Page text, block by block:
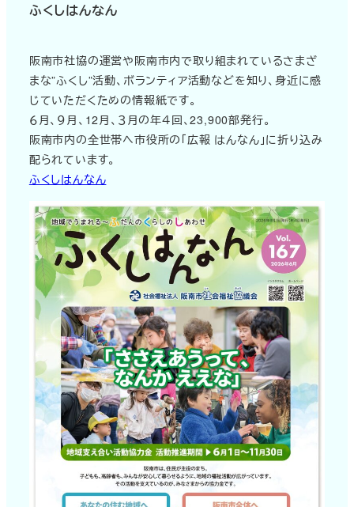
ふくしはんなん
阪南市社協の運営や阪南市内で取り組まれているさまざ
まな”ふくし”活動、ボランティア活動などを知り、身近に感
じていただくための情報紙です。
６月、９月、12月、３月の年４回、23,900部発行。
阪南市内の全世帯へ市役所の「広報 はんなん」に折り込み
配られています。
ふくしはんなん